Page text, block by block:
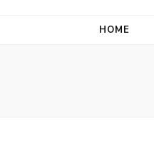
HOME